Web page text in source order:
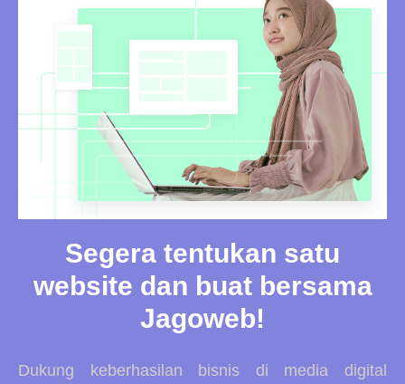
Segera tentukan satu
website dan buat bersama
Jagoweb!
Dukung keberhasilan bisnis di media digital